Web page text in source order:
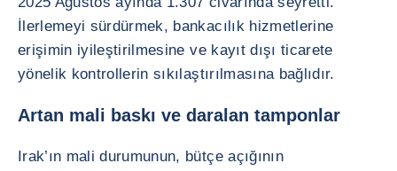
İlerlemeyi sürdürmek, bankacılık hizmetlerine
erişimin iyileştirilmesine ve kayıt dışı ticarete
yönelik kontrollerin sıkılaştırılmasına bağlıdır.
Artan mali baskı ve daralan tamponlar
Irak’ın mali durumunun, bütçe açığının